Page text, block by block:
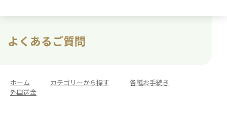
よくあるご質問
ホーム カテゴリーから探す 各種お手続き
外国送金